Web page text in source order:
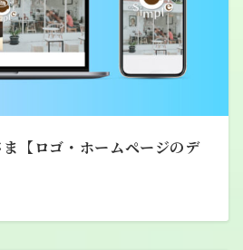
【ロゴ・ホームページのデ